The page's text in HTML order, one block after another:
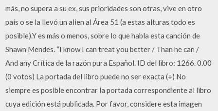
más, no supera a su ex, sus prioridades son otras, vive en otro
país o se la llevó un alien al Área 51 (a estas alturas todo es
posible).Y es más o menos, sobre lo que habla esta canción de
Shawn Mendes. “I know I can treat you better / Than he can /
And any Crítica de la razón pura Español. ID del libro: 1266. 0.00
(0 votos) La portada del libro puede no ser exacta (+) No
siempre es posible encontrar la portada correspondiente al libro
cuya edición está publicada. Por favor, considere esta imagen